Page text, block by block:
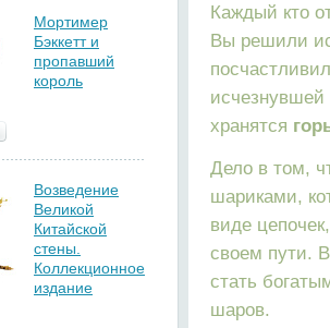
Мортимер
Бэккетт и
пропавший
король
Возведение
Великой
Китайской
стены.
Коллекционное
издание
Каждый кто
Вы решили
хранятся
Дело в том,
шариками,
виде
своем пути.
стать
шаров.